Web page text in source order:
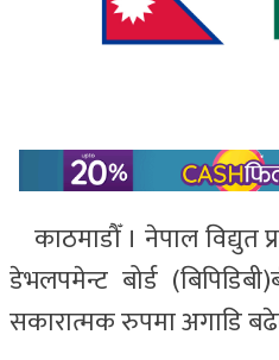
काठमाडौँ । नेपाल विद्युत
डेभलपमेन्ट बोर्ड
सकारात्मक रुपमा अगाडि